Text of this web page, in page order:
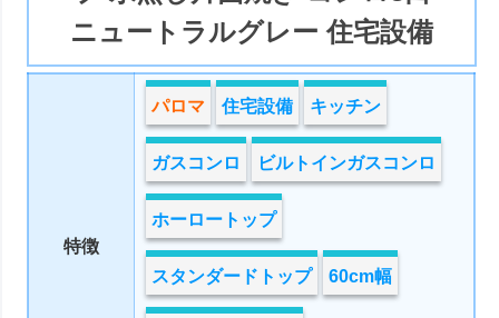
ニュートラルグレー 住宅設備
特徴
パロマ 住宅設備 キッチン
ガスコンロ ビルトインガスコンロ
ホーロートップ
スタンダードトップ 60cm幅